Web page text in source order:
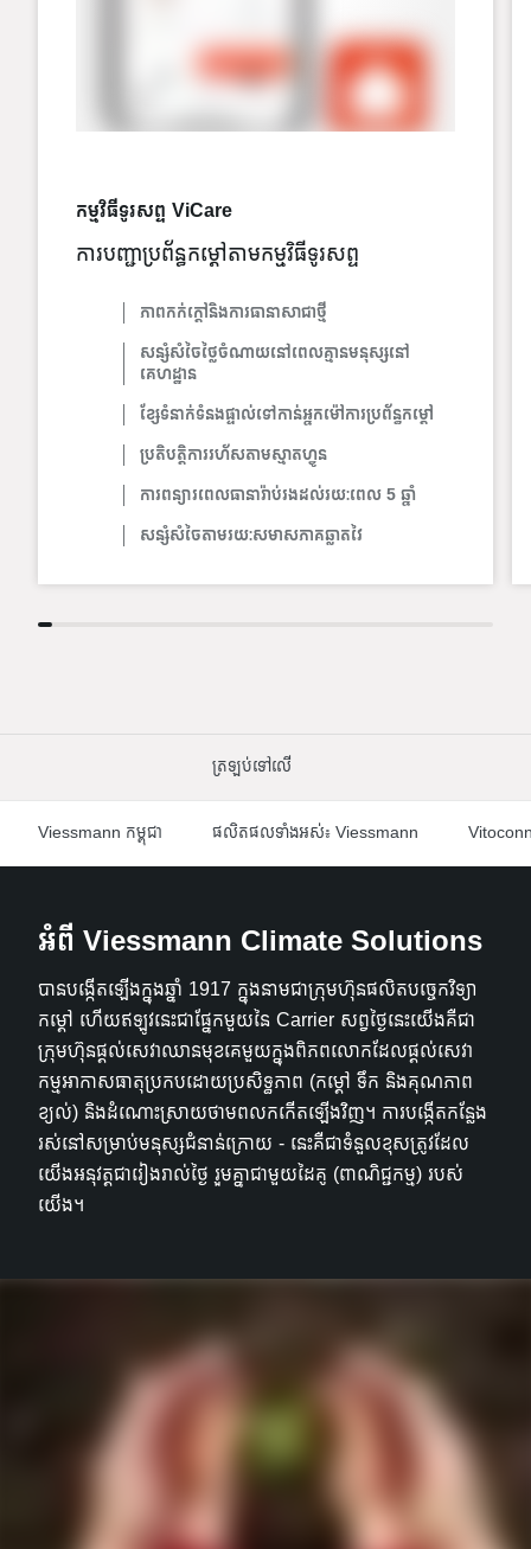
កម្មវិធីទូរសព្ទ ViCare
ការបញ្ជាប្រព័ន្ធកម្តៅតាមកម្មវិធីទូរសព្ទ
ភាពកក់ក្តៅនិងការធានាសាជាថ្មី
សន្សំសំចៃថ្លៃចំណាយនៅពេលគ្មានមនុស្សនៅ
គេហដ្ឋាន
ខ្សែទំនាក់ទំនងផ្ទាល់ទៅកាន់អ្នកម៉ៅការប្រព័ន្ធកម្តៅ
ប្រតិបត្តិការរហ័សតាមស្មាតហ្វូន
ការពន្យារពេលធានារ៉ាប់រងដល់រយៈពេល 5 ឆ្នាំ
សន្សំសំចៃតាមរយៈសមាសភាគឆ្លាតវៃ
ត្រឡប់​ទៅ​លើ
Viessmann កម្ពុជា ផលិតផលទាំងអស់៖ Viessmann
អំពី Viessmann Climate Solutions
បានបង្កើតឡើងក្នុងឆ្នាំ 1917 ក្នុងនាមជាក្រុមហ៊ុនផលិតបច្ចេកវិទ្យា
កម្តៅ ហើយឥឡូវនេះជាផ្នែកមួយនៃ Carrier សព្វថ្ងៃនេះយើងគឺជា
ក្រុមហ៊ុនផ្តល់សេវាឈានមុខគេមួយក្នុងពិភពលោកដែលផ្តល់សេវា
កម្មអាកាសធាតុប្រកបដោយប្រសិទ្ធភាព (កម្តៅ ទឹក និងគុណភាព
ខ្យល់) និងដំណោះស្រាយថាមពលកកើតឡើងវិញ។ ការបង្កើតកន្លែង
រស់នៅសម្រាប់មនុស្សជំនាន់ក្រោយ - នេះគឺជាទំនួលខុសត្រូវដែល
យើងអនុវត្តជារៀងរាល់ថ្ងៃ រួមគ្នាជាមួយដៃគូ (ពាណិជ្ជកម្ម) របស់
យើង។